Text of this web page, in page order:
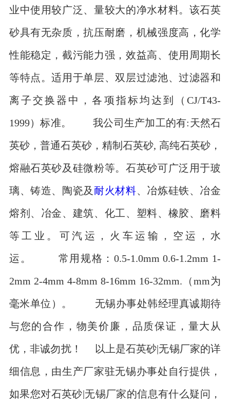
业中使用较广泛、量较大的净水材料。该石英
砂具有无杂质，抗压耐磨，机械强度高，化学
性能稳定，截污能力强，效益高、使用周期长
等特点。适用于单层、双层过滤池、过滤器和
离子交换器中，各项指标均达到（CJ/T43-
1999）标准。 我公司生产加工的有:天然石
英砂，普通石英砂，精制石英砂, 高纯石英砂，
熔融石英砂及硅微粉等。石英砂可广泛用于玻
璃、铸造、陶瓷及 耐火材料 、冶炼硅铁、冶金
熔剂、冶金、建筑、化工、塑料、橡胶、磨料
等工业。可汽运，火车运输，空运，水
运。 常用规格：0.5-1.0mm 0.6-1.2mm 1-
2mm 2-4mm 4-8mm 8-16mm 16-32mm.（mm为
毫米单位）。 无锡办事处韩经理真诚期待
与您的合作，物美价廉，品质保证，量大从
优，非诚勿扰！ 以上是石英砂|无锡厂家的详
细信息，由生产厂家驻无锡办事处自行提供，
如果您对石英砂|无锡厂家的信息有什么疑问，